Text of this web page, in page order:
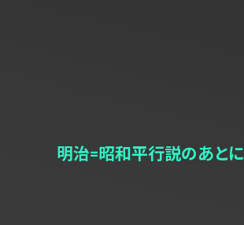
明治=昭和平行説のあとに